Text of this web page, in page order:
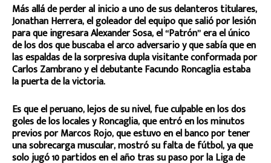
Más allá de perder al inicio a uno de sus delanteros titulares,
Jonathan Herrera, el goleador del equipo que salió por lesión
para que ingresara Alexander Sosa, el “Patrón” era el único
de los dos que buscaba el arco adversario y que sabía que en
las espaldas de la sorpresiva dupla visitante conformada por
Carlos Zambrano y el debutante Facundo Roncaglia estaba
la puerta de la victoria.
Es que el peruano, lejos de su nivel, fue culpable en los dos
goles de los locales y Roncaglia, que entró en los minutos
previos por Marcos Rojo, que estuvo en el banco por tener
una sobrecarga muscular, mostró su falta de fútbol, ya que
solo jugó 10 partidos en el año tras su paso por la Liga de